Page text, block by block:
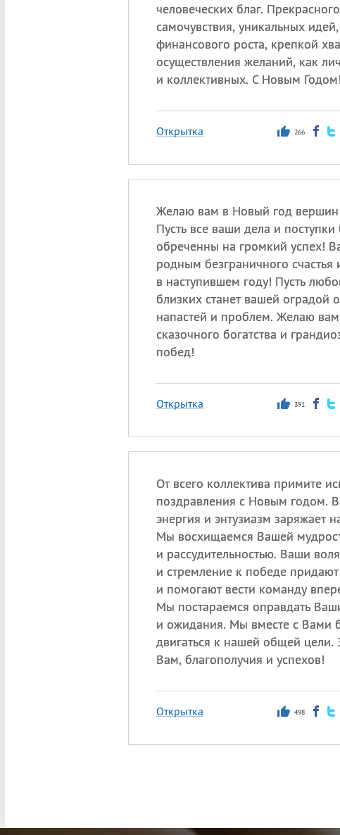
человеческих благ. Прекрасного
самочувствия, уникальных идей,
финансового роста, крепкой
осуществления желаний, как
и коллективных. С Новым Годом!
Открытка 266
Желаю вам в Новый год вершин
Пусть все ваши дела и поступки
обреченны на громкий успех!
родным безграничного счастья
в наступившем году! Пусть
близких станет вашей оградой
напастей и проблем. Желаю вам
сказочного богатства и
побед!
Открытка 391
От всего коллектива примите
поздравления с Новым годом.
энергия и энтузиазм заряжает
Мы восхищаемся Вашей
и рассудительностью. Ваши воля
и стремление к победе
и помогают вести команду
Мы постараемся оправдать
и ожидания. Мы вместе с Вами
двигаться к нашей общей цели.
Вам, благополучия и успехов!
Открытка 498